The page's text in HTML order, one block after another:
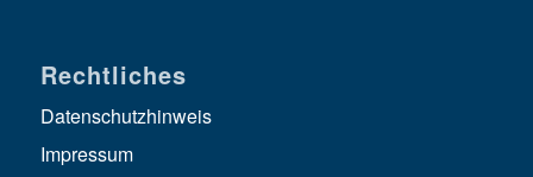
Rechtliches
Datenschutzhinweis
Impressum